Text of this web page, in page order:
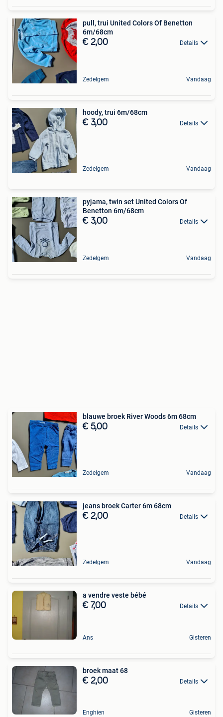
pull, trui United Colors Of Benetton
6m/68cm
€ 2,00 Details
Zedelgem Vandaag
hoody, trui 6m/68cm
€ 3,00 Details
Zedelgem Vandaag
pyjama, twin set United Colors Of
Benetton 6m/68cm
€ 3,00 Details
Zedelgem Vandaag
blauwe broek River Woods 6m 68cm
€ 5,00 Details
Zedelgem Vandaag
jeans broek Carter 6m 68cm
€ 2,00 Details
Zedelgem Vandaag
a vendre veste bébé
€ 7,00 Details
Ans Gisteren
broek maat 68
€ 2,00 Details
Enghien Gisteren